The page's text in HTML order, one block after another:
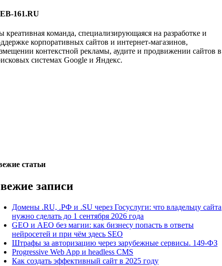
161.RU
креативная команда, специализирующаяся на разработке и
корпоративных сайтов и интернет-магазинов,
контекстной рекламы, аудите и продвижении сайтов в
системах Google и Яндекс.
статьи
записи
Домены .RU, .РФ и .SU через Госуслуги: что владельцу сайта
нужно сделать до 1 сентября 2026 года
GEO и AEO без магии: как бизнесу попасть в ответы
нейросетей и при чём здесь SEO
Штрафы за авторизацию через зарубежные сервисы. 149-ФЗ
Progressive Web App и headless CMS
Как создать эффективный сайт в 2025 году